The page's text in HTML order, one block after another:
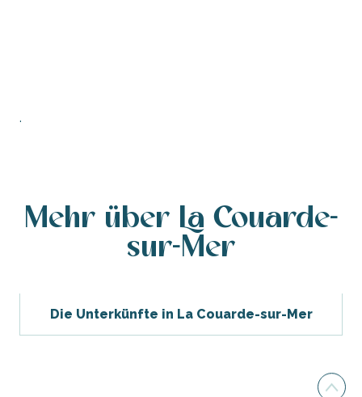
.
Mehr über La Couarde-
sur-Mer
Die Unterkünfte in La Couarde-sur-Mer